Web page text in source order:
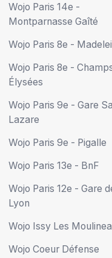
Wojo Paris 14e -
Montparnasse Gaîté
Wojo Paris 8e -
Wojo Paris 8e -
Élysées
Wojo Paris 9e - Gare
Lazare
Wojo Paris 9e - Pigalle
Wojo Paris 13e - BnF
Wojo Paris 12e - Gare
Lyon
Wojo Issy Les
Wojo Coeur Défense